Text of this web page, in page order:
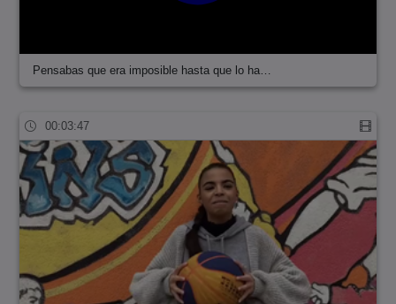
Pensabas que era imposible hasta que lo ha…
00:03:47